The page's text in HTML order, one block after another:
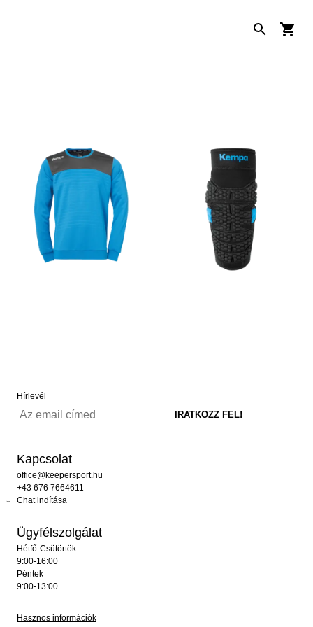
Hírlevél
Kapcsolat
office@keepersport.hu
+43 676 7664611
Chat indítása
Ügyfélszolgálat
Hétfő-Csütörtök
9:00-16:00
Péntek
9:00-13:00
Hasznos információk